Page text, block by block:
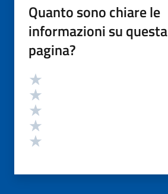
Quanto sono chiare le
informazioni su questa
pagina?
Valutazione